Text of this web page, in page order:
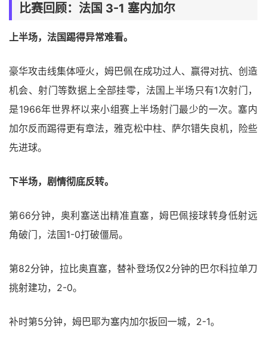
比赛回顾：法国 3-1 塞内加尔
上半场，法国踢得异常难看。
豪华攻击线集体哑火，姆巴佩在成功过人、赢得对抗、创造
机会、射门等数据上全部挂零，法国上半场只有1次射门，
是1966年世界杯以来小组赛上半场射门最少的一次。塞内
加尔反而踢得更有章法，雅克松中柱、萨尔错失良机，险些
先进球。
下半场，剧情彻底反转。
第66分钟，奥利塞送出精准直塞，姆巴佩接球转身低射远
角破门，法国1-0打破僵局。
第82分钟，拉比奥直塞，替补登场仅2分钟的巴尔科拉单刀
挑射建功，2-0。
补时第5分钟，姆巴耶为塞内加尔扳回一城，2-1。